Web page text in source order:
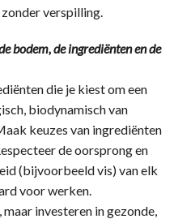
verspilling.
bodem, de ingrediënten en de
die je kiest om een
biodynamisch van
keuzes van ingrediënten
de oorsprong en
(bijvoorbeeld vis) van elk
voor werken.
investeren in gezonde,